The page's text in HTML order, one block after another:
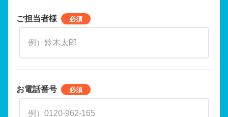
ご担当者様
お電話番号